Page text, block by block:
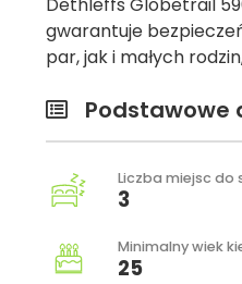
gwarantuje
par, jak i małych
Podstawowe
Liczba miejsc do
3
Minimalny wiek
25